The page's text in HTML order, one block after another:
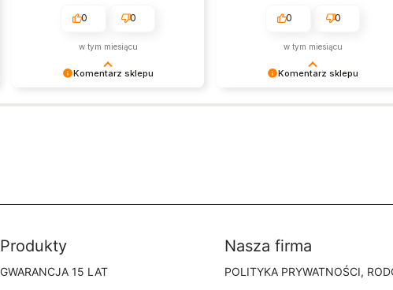
Komentarz sklepu
klienta profesjonalna, otrzymałam
solidnie.
0 0
w tym miesiącu
Komentarz sklepu
pewno ponownie.
0 0
w tym miesiącu
Produkty
GWARANCJA 15 LAT
Nasza firma
POLITYKA PRYWATNOŚCI,